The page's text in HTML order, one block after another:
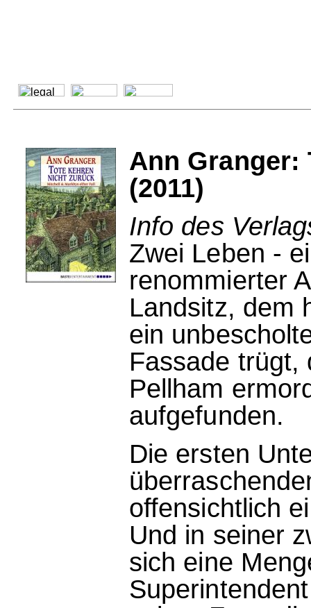
Ann Granger:
(2011)
Info des
Zwei Leben -
renommierter
Landsitz, dem
ein
Fassade trügt,
Pellham
aufgefunden.
Die ersten
offensichtlich
Und in seiner
sich eine